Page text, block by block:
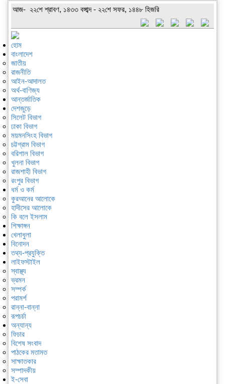
আজ- ২২শে শ্রাবণ, ১৪৩৩ বঙ্গাব্দ - ২২শে সফর, ১৪৪৮ হিজরি
হোম
বাংলাদেশ
জাতীয়
রাজনীতি
আইন-আদালত
অর্থ-বাণিজ্য
আন্তর্জাতিক
দেশজুড়ে
সিলেট বিভাগ
ঢাকা বিভাগ
ময়মনসিংহ বিভাগ
চট্টগ্রাম বিভাগ
বরিশাল বিভাগ
খুলনা বিভাগ
রাজশাহী বিভাগ
রংপুর বিভাগ
ধর্ম ও কর্ম
কুরআনের আলোকে
হাদীসের আলোকে
কি বলে ইসলাম
শিক্ষাঙ্গন
খেলাধুলা
বিনোদন
তথ্য-প্রযুক্তি
লাইফস্টাইল
স্বাস্থ্য
ভ্রমন
সম্পর্ক
পরামর্শ
রান্না-বান্না
রূপচর্চা
অন্যান্য
ফিচার
বিশেষ সংবাদ
পাঠকের মতামত
সাক্ষাতকার
সম্পাদকীয়
ই-সেবা